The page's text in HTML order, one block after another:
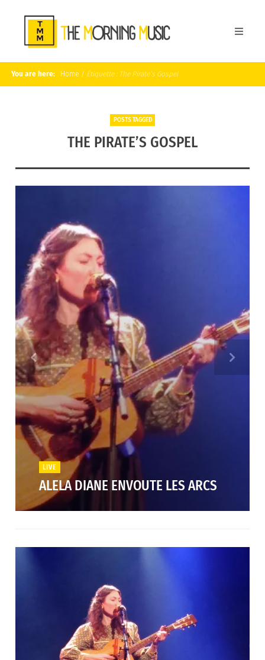
You are here: Home / Étiquette : The Pirate’s Gospel
POSTS TAGGED
THE PIRATE’S GOSPEL
LIVE
ALELA DIANE ENVOUTE LES ARCS